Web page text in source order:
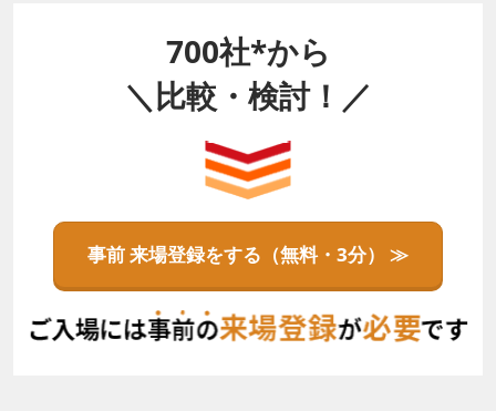
700社*から
＼比較・検討！／
事前 来場登録をする（無料・3分） ≫